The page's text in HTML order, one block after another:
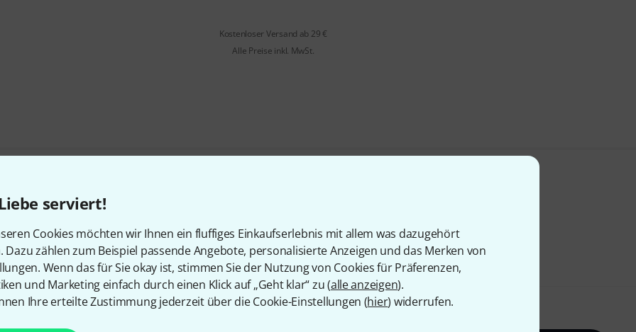
serviert!
Cookies möchten wir Ihnen ein fluffiges Einkaufserlebnis mit allem was dazugehört
Dazu zählen zum Beispiel passende Angebote, personalisierte Anzeigen und das Merken von
Wenn das für Sie okay ist, stimmen Sie der Nutzung von Cookies für Präferenzen,
und Marketing einfach durch einen Klick auf „Geht klar“ zu (alle anzeigen).
Ihre erteilte Zustimmung jederzeit über die Cookie-Einstellungen (hier) widerrufen.
Kostenloser Versand ab 29 €
Alle Preise inkl. MwSt.
Teilen Hilfe & Feedback